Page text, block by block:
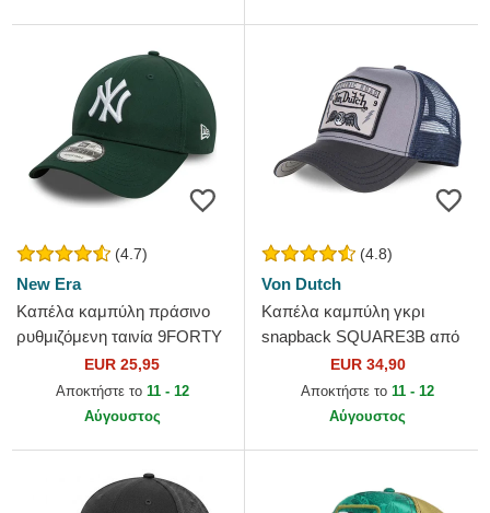
(4.7)
New Era
Καπέλα καμπύλη πράσινο
ρυθμιζόμενη ταινία 9FORTY
League Essential από New
York Yankees MLB από...
EUR 25,95
Αποκτήστε το 11 - 12
Αύγουστος
(4.8)
Von Dutch
Καπέλα καμπύλη γκρι
snapback SQUARE3B από
Von DutchEUR 34,90
Αποκτήστε το 11 - 12
Αύγουστος